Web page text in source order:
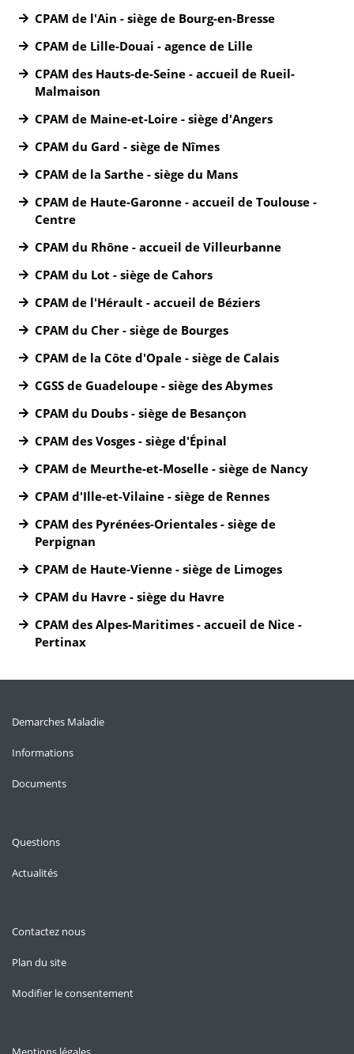
CPAM de l'Ain - siège de Bourg-en-Bresse
CPAM de Lille-Douai - agence de Lille
CPAM des Hauts-de-Seine - accueil de Rueil-
Malmaison
CPAM de Maine-et-Loire - siège d'Angers
CPAM du Gard - siège de Nîmes
CPAM de la Sarthe - siège du Mans
CPAM de Haute-Garonne - accueil de Toulouse -
Centre
CPAM du Rhône - accueil de Villeurbanne
CPAM du Lot - siège de Cahors
CPAM de l'Hérault - accueil de Béziers
CPAM du Cher - siège de Bourges
CPAM de la Côte d'Opale - siège de Calais
CGSS de Guadeloupe - siège des Abymes
CPAM du Doubs - siège de Besançon
CPAM des Vosges - siège d'Épinal
CPAM de Meurthe-et-Moselle - siège de Nancy
CPAM d'Ille-et-Vilaine - siège de Rennes
CPAM des Pyrénées-Orientales - siège de
Perpignan
CPAM de Haute-Vienne - siège de Limoges
CPAM du Havre - siège du Havre
CPAM des Alpes-Maritimes - accueil de Nice -
Pertinax
Demarches Maladie
Informations
Documents
Questions
Actualités
Contactez nous
Plan du site
Modifier le consentement